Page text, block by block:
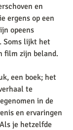
en
ergens op een
opeens
Soms lijkt het
film zijn beland.
een boek; het
te
in de
en ervaringen
je hetzelfde